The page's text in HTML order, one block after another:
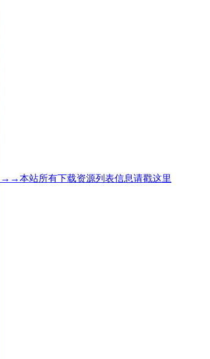
→→本站所有下载资源列表信息请戳这里